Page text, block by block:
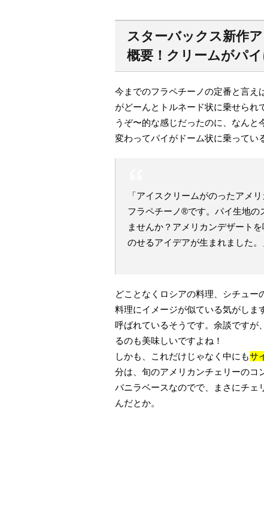
スターバックス新作
概要！クリームがパイ
今までのフラペチーノの定番と言え
がどーんとトルネード状に乗せら
うぞ〜的な感じだったのに、なんと
変わってパイがドーム状に乗ってい
「アイスクリームがのったアメ
フラペチーノ®です。パイ生地の
ませんか？アメリカンデザート
のせるアイデアが生まれました。
どことなくロシアの料理、シチュ
料理にイメージが似ている気がしま
呼ばれているそうです。余談ですが
るのも美味しいですよね！
しかも、これだけじゃなく中にもサ
分は、旬のアメリカンチェリーのコ
バニラベースなのでで、まさにチェ
んだとか。